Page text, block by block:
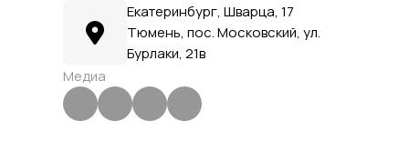
Екатеринбург, Шварца, 17
Тюмень, пос. Московский, ул.
Бурлаки, 21в
Медиа